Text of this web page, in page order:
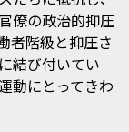
僚の政治的抑圧
者階級と抑圧さ
結び付いてい
動にとってきわ